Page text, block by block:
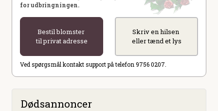
for udbringningen.
Bestil blomster
til privat adresse
Skriv en hilsen
eller tænd et lys
Ved spørgsmål kontakt support på telefon 9756 0207.
Dødsannoncer